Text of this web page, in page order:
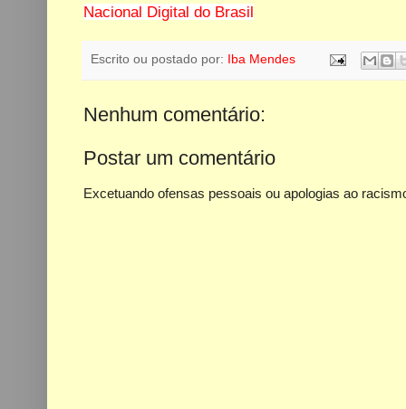
Nacional Digital do Brasil
Escrito ou postado por: Iba Mendes
Nenhum comentário:
Postar um comentário
Excetuando ofensas pessoais ou apologias ao